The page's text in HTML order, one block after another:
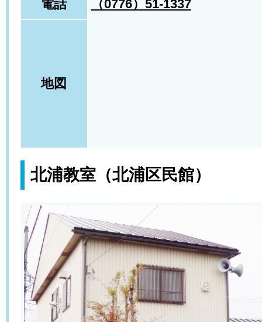
電話 （0776）51-1337
地図
北浦教室（北浦区民館）